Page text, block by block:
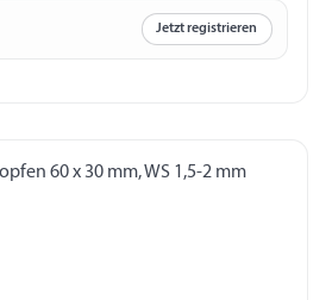
Jetzt registrieren